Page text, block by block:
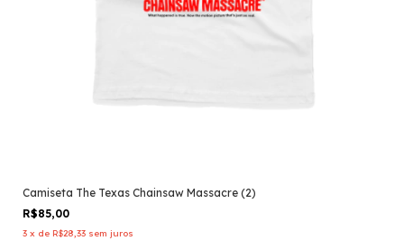
Camiseta The Texas Chainsaw Massacre (2)
R$85,00
3 x de R$28,33 sem juros